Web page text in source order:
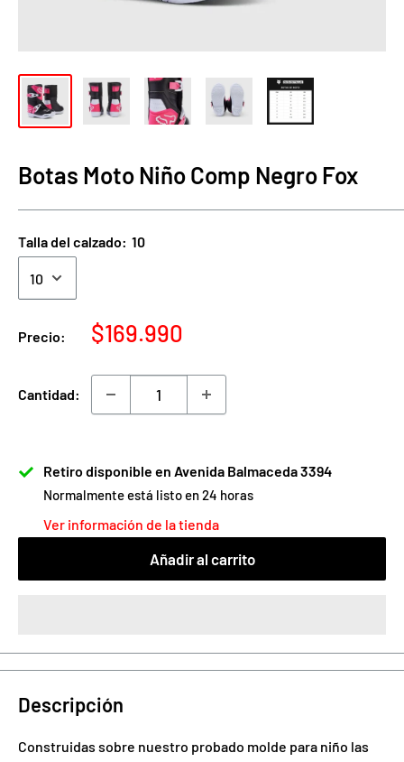
Botas Moto Niño Comp Negro Fox
Talla del calzado: 10
Precio:
Precio
venta
$169.990
Cantidad:
Retiro disponible en Avenida Balmaceda 3394
Normalmente está listo en 24 horas
Ver información de la tienda
Añadir al carrito
Descripción
Construidas sobre nuestro probado molde para niño las